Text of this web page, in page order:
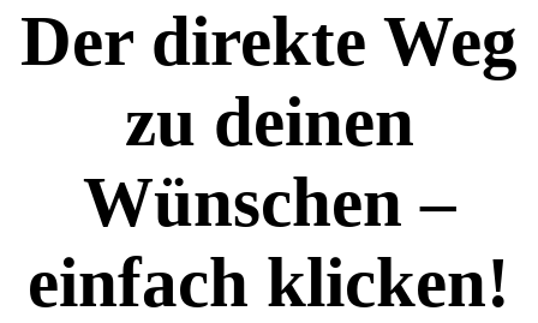
Der direkte Weg
zu deinen
Wünschen –
einfach klicken!